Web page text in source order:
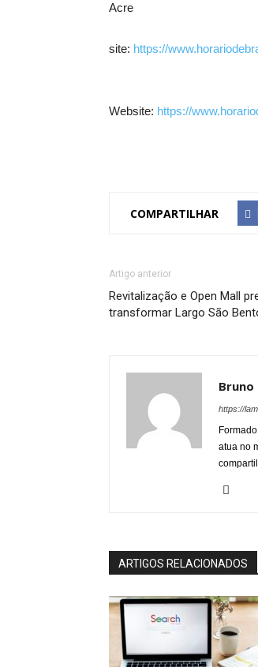
Acre
site: https://
Website: https://
COMPARTILHAR
Artigo anterior
Revitalização e Open Mall
transformar Largo São
https://
atua no
ARTIGOS RELACIONADOS